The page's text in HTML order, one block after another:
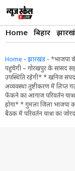
content
Home बिहार
Home - झारखंड - *भाजपा
पहुंचेगी – गोरखपुर के सांसद सह
उपस्थिति रहेगी* * खनिज
अव्यवस्था तुष्टीकरण में लिप्त
फेंकने का आगाज परिवर्तन
होगा* * गुमला जिला भाजपा
बैठक में परिवर्तन यात्रा का